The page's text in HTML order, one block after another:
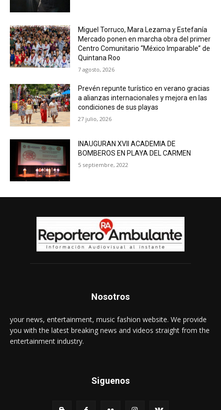
Miguel Torruco, Mara Lezama y Estefanía
Mercado ponen en marcha obra del primer
Centro Comunitario “México Imparable” de
Quintana Roo
7 agosto, 2026
Prevén repunte turístico en verano gracias
a alianzas internacionales y mejora en las
condiciones de sus playas
27 julio, 2026
INAUGURAN XVII ACADEMIA DE
BOMBEROS EN PLAYA DEL CARMEN
5 septiembre, 2022
Nosotros
your news, entertainment, music fashion website. We provide
you with the latest breaking news and videos straight from the
entertainment industry.
Siguenos